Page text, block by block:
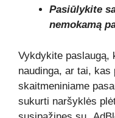
Pasiūlykite
nemokamą
Vykdykite paslaugą,
naudinga, ar tai, kas
skaitmeniniame
sukurti naršyklės